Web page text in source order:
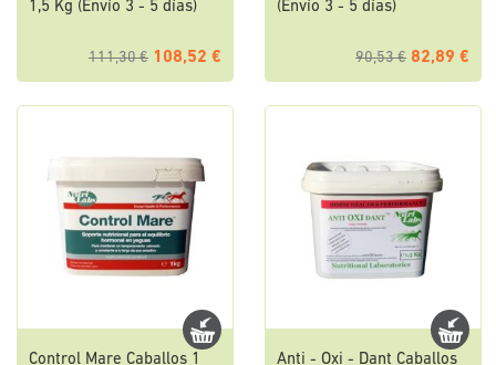
1,5 Kg (Envío 3 - 5 días)
111,30 € 108,52 €
(Envío 3 - 5 días)
90,53 € 82,89 €
Control Mare Caballos 1
Anti - Oxi - Dant Caballos